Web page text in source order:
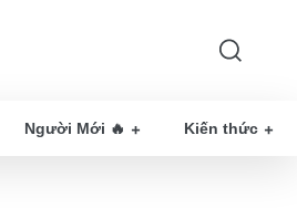
Người Mới 🔥 Kiến thức